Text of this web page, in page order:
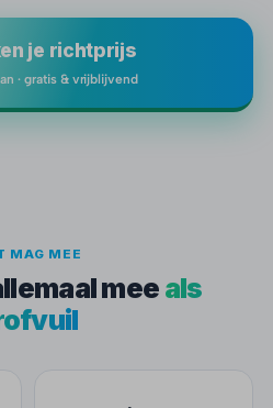
je richtprijs
· gratis & vrijblijvend
MAG MEE
mee als